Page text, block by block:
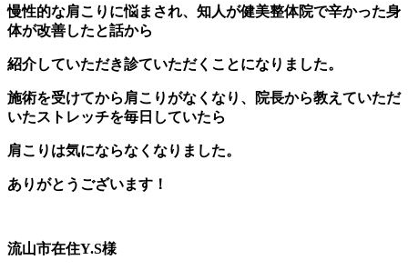
慢性的な肩こりに悩まされ、知人が健美整体院で辛かった身
体が改善したと話から
紹介していただき診ていただくことになりました。
施術を受けてから肩こりがなくなり、院長から教えていただ
いたストレッチを毎日していたら
肩こりは気にならなくなりました。
ありがとうございます！
流山市在住Y.S様